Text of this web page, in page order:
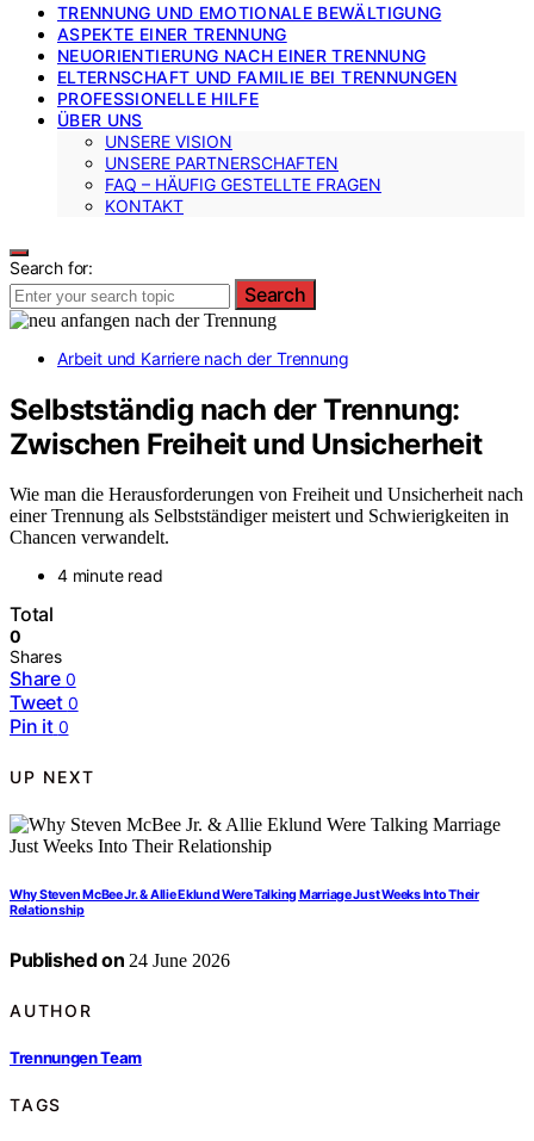
TRENNUNG UND EMOTIONALE BEWÄLTIGUNG
ASPEKTE EINER TRENNUNG
NEUORIENTIERUNG NACH EINER TRENNUNG
ELTERNSCHAFT UND FAMILIE BEI TRENNUNGEN
PROFESSIONELLE HILFE
ÜBER UNS
UNSERE VISION
UNSERE PARTNERSCHAFTEN
FAQ – HÄUFIG GESTELLTE FRAGEN
KONTAKT
Search for:
Search
Arbeit und Karriere nach der Trennung
Selbstständig nach der Trennung:
Zwischen Freiheit und Unsicherheit
Wie man die Herausforderungen von Freiheit und Unsicherheit nach
einer Trennung als Selbstständiger meistert und Schwierigkeiten in
Chancen verwandelt.
4 minute read
Total
0
Shares
Share 0
Tweet 0
Pin it 0
UP NEXT
Why Steven McBee Jr. & Allie Eklund Were Talking Marriage Just Weeks Into Their
Relationship
Published on 24 June 2026
AUTHOR
Trennungen Team
TAGS